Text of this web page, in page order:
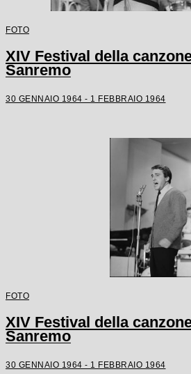
FOTO
XIV Festival della
Sanremo
30 GENNAIO 1964 - 1 FEBBRAIO 1964
FOTO
XIV Festival della
Sanremo
30 GENNAIO 1964 - 1 FEBBRAIO 1964